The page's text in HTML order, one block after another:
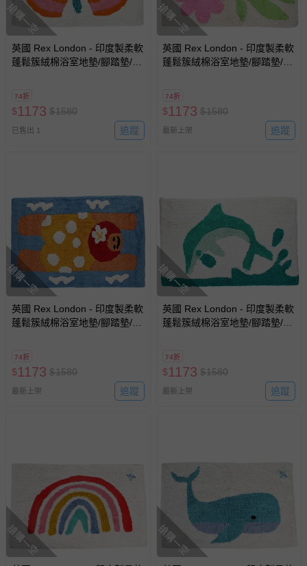
搶購一空
英國 Rex London - 印度製柔軟
蓬鬆簇絨棉浴室地墊/腳踏墊/吸
74折
$1173 $1580
已售出 1 追蹤
搶購一空
英國 Rex London - 印度製柔軟
蓬鬆簇絨棉浴室地墊/腳踏墊/吸
74折
$1173 $1580
最新上架 追蹤
搶購一空
英國 Rex London - 印度製柔軟
蓬鬆簇絨棉浴室地墊/腳踏墊/吸
74折
$1173 $1580
最新上架 追蹤
搶購一空
英國 Rex London - 印度製柔軟
蓬鬆簇絨棉浴室地墊/腳踏墊/吸
74折
$1173 $1580
最新上架 追蹤
搶購一空 搶購一空